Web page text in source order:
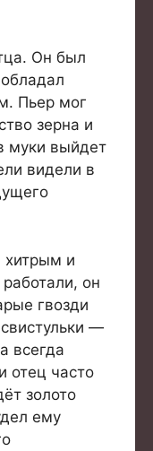
Он был
Пьер мог
зерна и
муки выйдет
видели в
хитрым и
он
гвозди
—
всегда
отец часто
золото
ему